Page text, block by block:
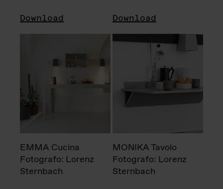
Download Download
EMMA Cucina
Fotografo: Lorenz
Sternbach
MONIKA Tavolo
Fotografo: Lorenz
Sternbach